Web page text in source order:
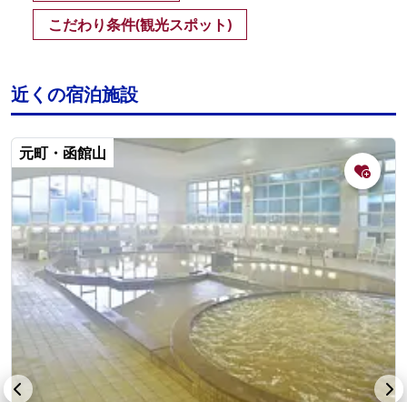
こだわり条件(観光スポット)
近くの宿泊施設
元町・函館山